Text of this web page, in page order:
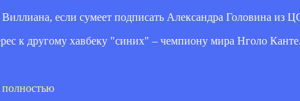
Виллиана, если сумеет подписать Александра Головина из
к другому хавбеку "синих" – чемпиону мира Нголо Канте.
полностью